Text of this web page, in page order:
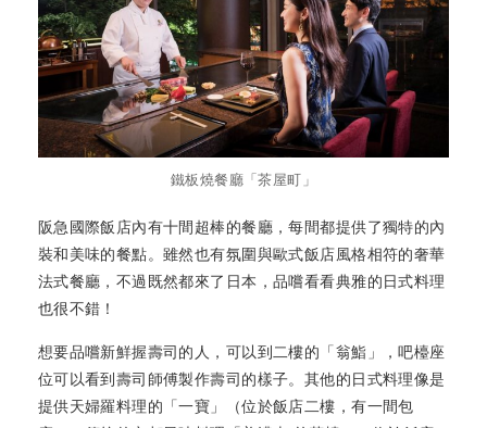
鐵板燒餐廳「茶屋町」
阪急國際飯店內有十間超棒的餐廳，每間都提供了獨特的內
裝和美味的餐點。雖然也有氛圍與歐式飯店風格相符的奢華
法式餐廳，不過既然都來了日本，品嚐看看典雅的日式料理
也很不錯！
想要品嚐新鮮握壽司的人，可以到二樓的「翁鮨」，吧檯座
位可以看到壽司師傅製作壽司的樣子。其他的日式料理像是
提供天婦羅料理的「一寶」（位於飯店二樓，有一間包